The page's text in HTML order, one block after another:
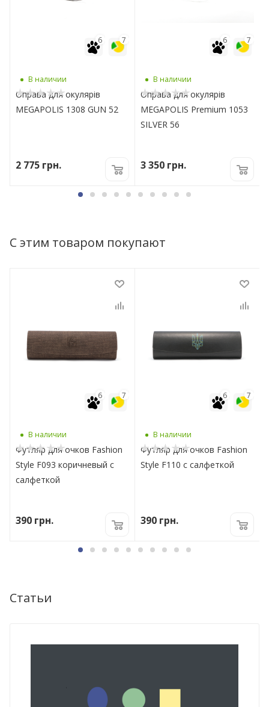
7
6
В наличии
Оправа для окулярів
MEGAPOLIS 1308 GUN 52
2 775 грн.
7
6
В наличии
Оправа для окулярів
MEGAPOLIS Premium 1053
SILVER 56
3 350 грн.
С этим товаром покупают
7
6
В наличии
Футляр для очков Fashion
Style F093 коричневый с
салфеткой
390 грн.
7
6
В наличии
Футляр для очков Fashion
Style F110 с салфеткой
390 грн.
Статьи